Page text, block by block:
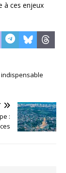
à ces enjeux
indispensable
: